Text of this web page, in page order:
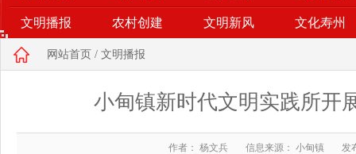
文明播报 农村创建 文明新风 文化寿州
网站首页 / 文明播报
小甸镇新时代文明实践所开
作者： 杨文兵 信息来源： 小甸镇 发